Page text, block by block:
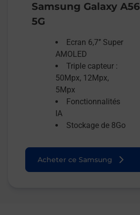
Samsung Galaxy A56
5G
Ecran 6,7’’ Super
AMOLED
Triple capteur :
50Mpx, 12Mpx,
5Mpx
Fonctionnalités
IA
Stockage de 8Go
Acheter ce Samsung